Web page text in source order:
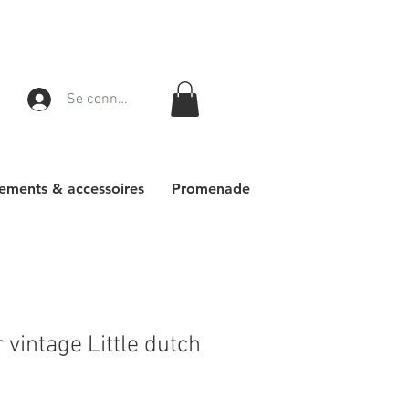
Se connecter
& accessoires Promenade
vintage Little dutch